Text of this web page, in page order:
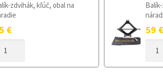
zdvihák, kľúč, obal na
€ 59 €